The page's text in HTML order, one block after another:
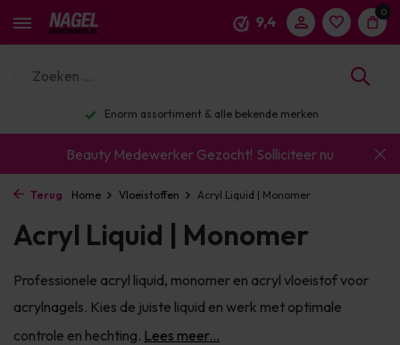
9,4
0
Enorm assortiment & alle bekende merken
Beauty Medewerker Gezocht! Solliciteer nu
Terug Home Vloeistoffen Acryl Liquid | Monomer
Acryl Liquid | Monomer
Professionele acryl liquid, monomer en acryl vloeistof voor
acrylnagels. Kies de juiste liquid en werk met optimale
controle en hechting. Lees meer...